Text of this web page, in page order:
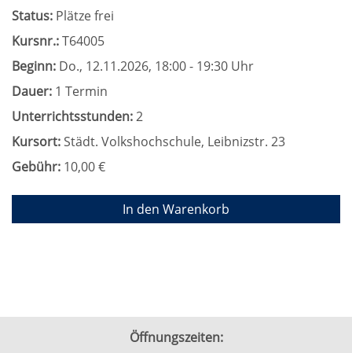
Status: Plätze frei
Kursnr.:T64005
Beginn: Do., 12.11.2026, 18:00 - 19:30 Uhr
Dauer: 1 Termin
Unterrichtsstunden:2
Kursort:Städt. Volkshochschule, Leibnizstr. 23
Gebühr: 10,00 €
In den Warenkorb
Öffnungszeiten: